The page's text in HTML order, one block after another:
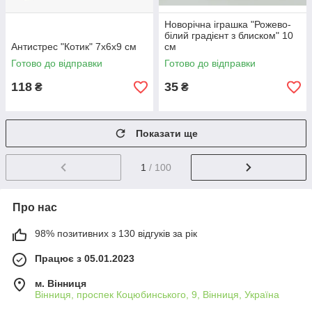
Антистрес "Котик" 7х6х9 см
Готово до відправки
118 ₴
Новорічна іграшка "Рожево-
білий градієнт з блиском" 10
см
Готово до відправки
35 ₴
Показати ще
1 / 100
Про нас
98% позитивних з 130 відгуків за рік
Працює з 05.01.2023
м. Вінниця
Вінниця, проспек Коцюбинського, 9, Вінниця, Україна